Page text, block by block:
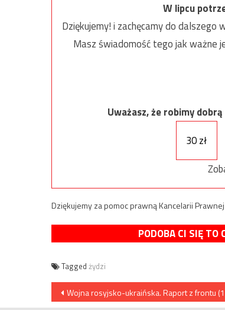
W lipcu
Dziękujemy! i zachęcamy do dalszego
Masz świadomość tego jak ważne
Uważasz, że robimy
30 zł
Dziękujemy za pomoc prawną Kancelarii
PODOBA CI SIĘ TO
Tagged żydzi
Nawigacja
Wojna rosyjsko-ukraińska. Raport z frontu